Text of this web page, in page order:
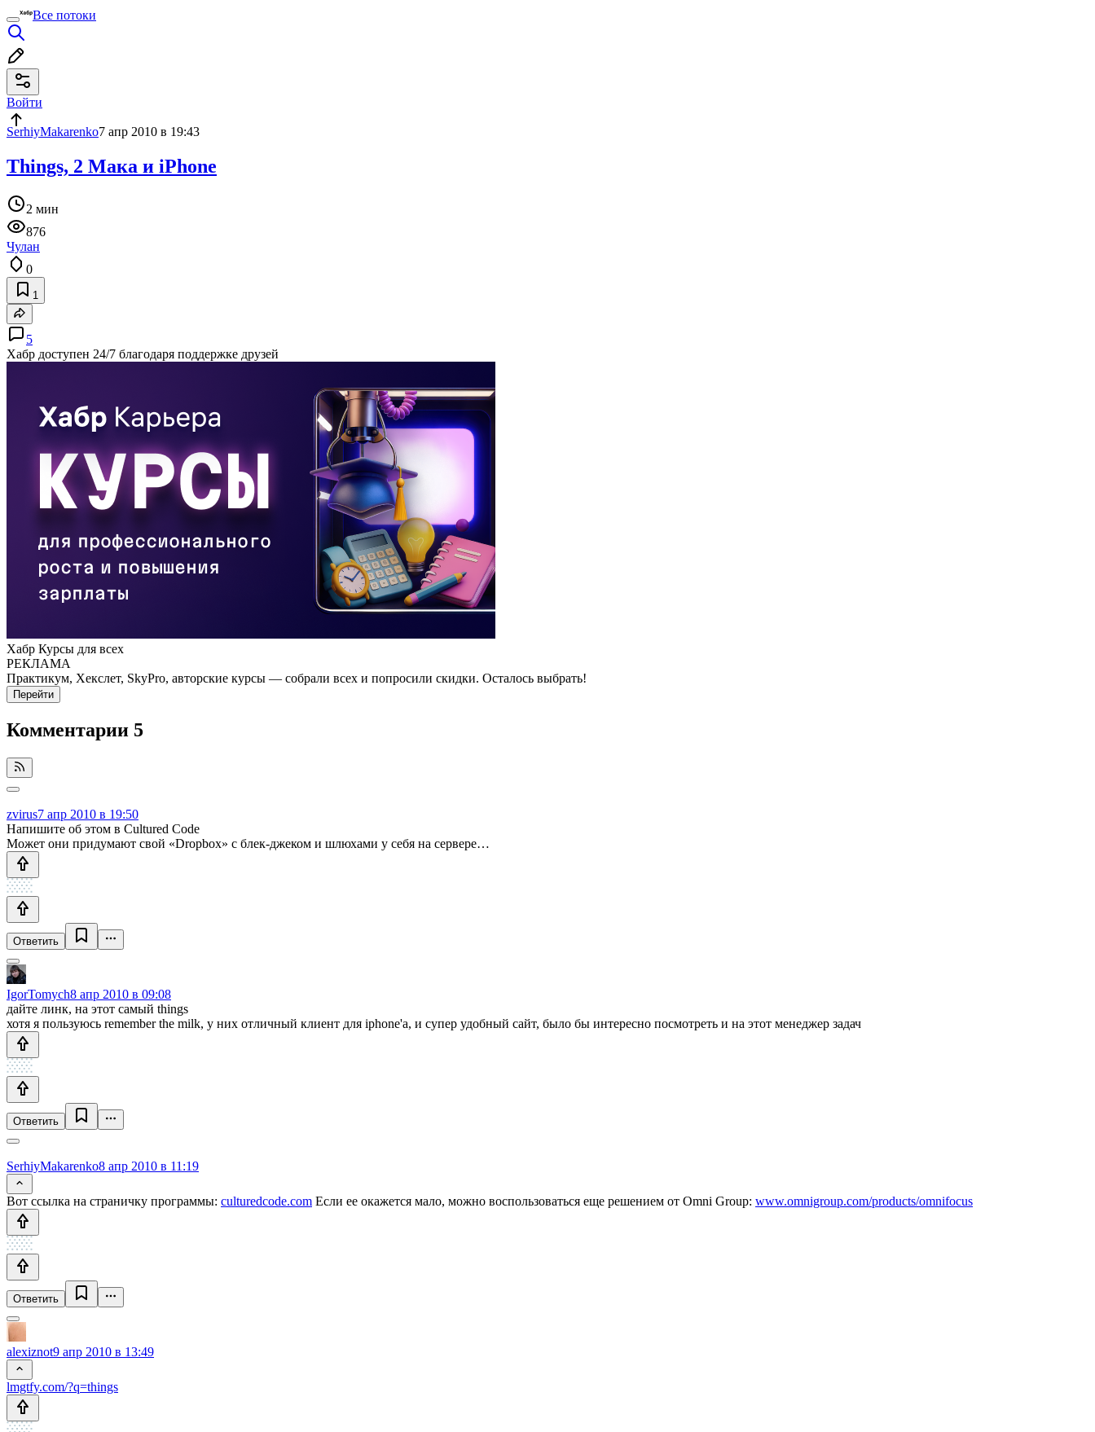
Все потоки
Войти
SerhiyMakarenko7 апр 2010 в 19:43
Things, 2 Мака и iPhone
2 мин
876
Чулан
0
1
5
Хабр доступен 24/7 благодаря поддержке друзей
Хабр Курсы для всех
РЕКЛАМА
Практикум, Хекслет, SkyPro, авторские курсы — собрали всех и попросили скидки. Осталось выбрать!
Перейти
Комментарии 5
zvirus7 апр 2010 в 19:50
Напишите об этом в Cultured Code
Может они придумают свой «Dropbox» с блек-джеком и шлюхами у себя на сервере…
Ответить
IgorTomych8 апр 2010 в 09:08
дайте линк, на этот самый things
хотя я пользуюсь remember the milk, у них отличный клиент для iphone'а, и супер удобный сайт, было бы интересно посмотреть и на этот менеджер задач
Ответить
SerhiyMakarenko8 апр 2010 в 11:19
Вот ссылка на страничку программы: culturedcode.com Если ее окажется мало, можно воспользоваться еще решением от Omni Group: www.omnigroup.com/products/omnifocus
Ответить
alexiznot9 апр 2010 в 13:49
lmgtfy.com/?q=things